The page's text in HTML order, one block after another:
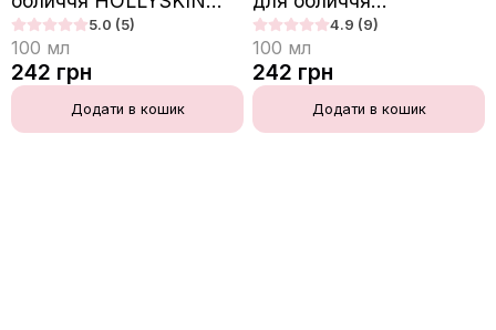
Collagen Face Mask з
колагеном
5.0 (5)
100 мл
242 грн
Додати в кошик
HOLLYSKIN Snail з
муцином равлика
4.9 (9)
100 мл
242 грн
Додати в кошик